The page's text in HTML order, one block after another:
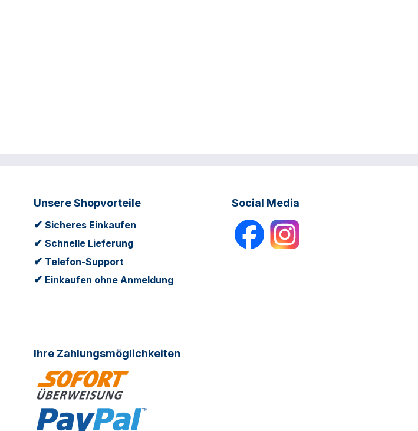
Unsere Shopvorteile
✔ Sicheres Einkaufen
✔ Schnelle Lieferung
✔ Telefon-Support
✔ Einkaufen ohne Anmeldung
Ihre Zahlungsmöglichkeiten
Social Media